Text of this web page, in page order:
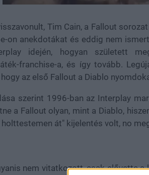
37.42%
Tim Cain, a Fallout
on anekdotákat és eddig nem
idején, hogyan született
franchise-a, és így tovább.
az első Fallout a Diablo
szerint 1996-ban az Interplay
a Fallout olyan, mint a Diablo,
holttestemen át" kijelentés volt, no
nem vitatkozott, csak elővette